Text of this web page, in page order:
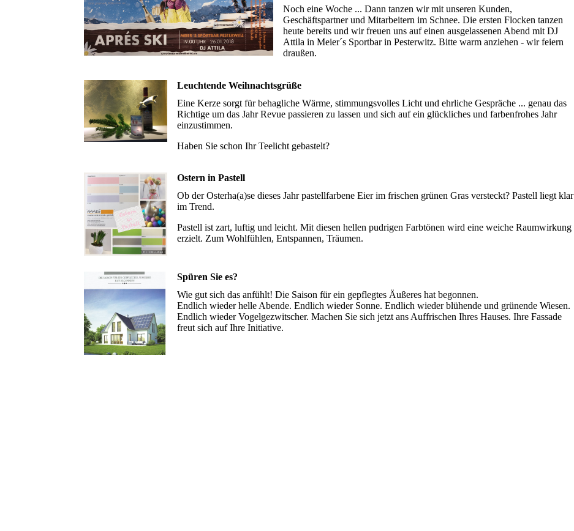
Noch eine Woche ... Dann tanzen wir mit unseren Kunden,
Geschäftspartner und Mitarbeitern im Schnee. Die ersten Flocken tanzen
heute bereits und wir freuen uns auf einen ausgelassenen Abend mit DJ
Attila in Meier´s Sportbar in Pesterwitz. Bitte warm anziehen - wir feiern
draußen.
Leuchtende Weihnachtsgrüße
Eine Kerze sorgt für behagliche Wärme, stimmungsvolles Licht und ehrliche Gespräche ... genau das
Richtige um das Jahr Revue passieren zu lassen und sich auf ein glückliches und farbenfrohes Jahr
einzustimmen.
Haben Sie schon Ihr Teelicht gebastelt?
Ostern in Pastell
Ob der Osterha(a)se dieses Jahr pastellfarbene Eier im frischen grünen Gras versteckt? Pastell liegt klar
im Trend.
Pastell ist zart, luftig und leicht. Mit diesen hellen pudrigen Farbtönen wird eine weiche Raumwirkung
erzielt. Zum Wohlfühlen, Entspannen, Träumen.
Spüren Sie es?
Wie gut sich das anfühlt! Die Saison für ein gepflegtes Äußeres hat begonnen.
Endlich wieder helle Abende. Endlich wieder Sonne. Endlich wieder blühende und grünende Wiesen.
Endlich wieder Vogelgezwitscher. Machen Sie sich jetzt ans Auffrischen Ihres Hauses. Ihre Fassade
freut sich auf Ihre Initiative.